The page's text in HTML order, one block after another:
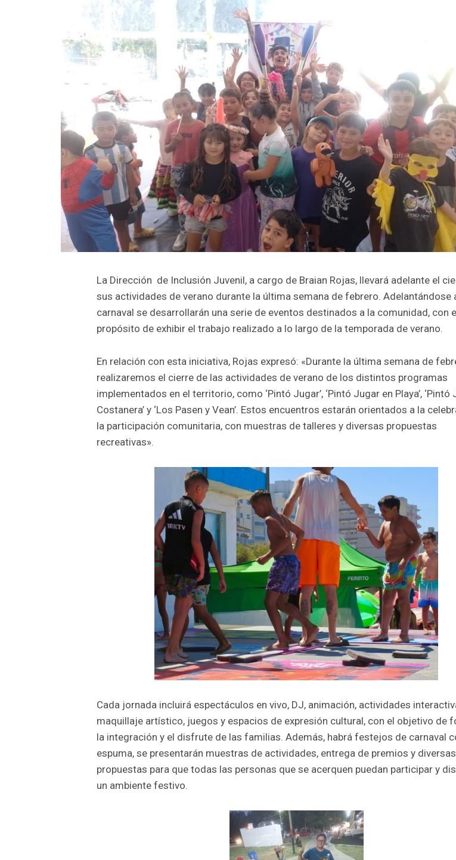
La Dirección de Inclusión Juvenil, a cargo de Braian Rojas, llevará adelante el
sus actividades de verano durante la última semana de febrero. Adelantándose
carnaval se desarrollarán una serie de eventos destinados a la comunidad, con
propósito de exhibir el trabajo realizado a lo largo de la temporada de verano.
En relación con esta iniciativa, Rojas expresó: «Durante la última semana de
realizaremos el cierre de las actividades de verano de los distintos programas
implementados en el territorio, como ‘Pintó Jugar’, ‘Pintó Jugar en Playa’, ‘Pintó
Costanera’ y ‘Los Pasen y Vean’. Estos encuentros estarán orientados a la
la participación comunitaria, con muestras de talleres y diversas propuestas
recreativas».
Cada jornada incluirá espectáculos en vivo, DJ, animación, actividades
maquillaje artístico, juegos y espacios de expresión cultural, con el objetivo de
la integración y el disfrute de las familias. Además, habrá festejos de carnaval
espuma, se presentarán muestras de actividades, entrega de premios y diversas
propuestas para que todas las personas que se acerquen puedan participar y
un ambiente festivo.